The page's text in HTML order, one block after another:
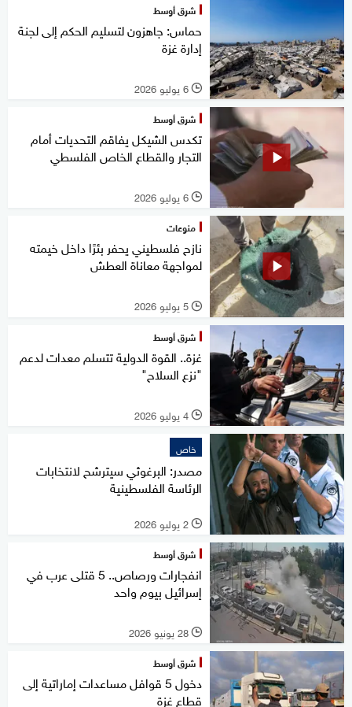
شرق أوسط
حماس: جاهزون لتسليم الحكم إلى لجنة
إدارة غزة
l 6 يوليو 2026
شرق أوسط
تكدس الشيكل يفاقم التحديات أمام
التجار والقطاع الخاص الفلسطي
l 6 يوليو 2026
منوعات
نازح فلسطيني يحفر بئرًا داخل خيمته
لمواجهة معاناة العطش
l 5 يوليو 2026
شرق أوسط
غزة.. القوة الدولية تتسلم معدات لدعم
"نزع السلاح"
l 4 يوليو 2026
خاص
مصدر: البرغوثي سيترشح لانتخابات
الرئاسة الفلسطينية
l 2 يوليو 2026
شرق أوسط
انفجارات ورصاص.. 5 قتلى عرب في
إسرائيل بيوم واحد
l 28 يونيو 2026
شرق أوسط
دخول 5 قوافل مساعدات إماراتية إلى
قطاع غزة